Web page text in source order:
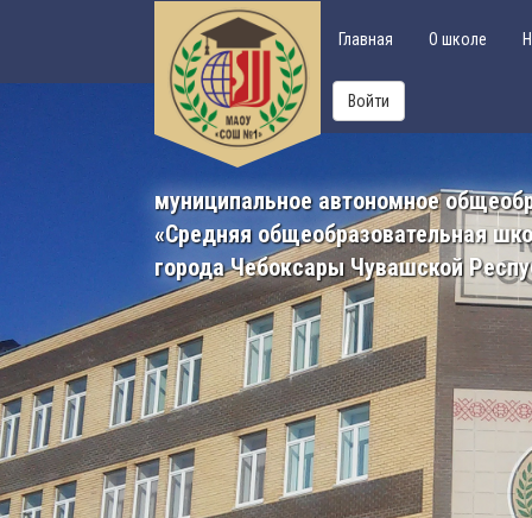
Главная О школе
Войти
муниципальное автономное
«Средняя общеобразовательная
города Чебоксары Чувашской